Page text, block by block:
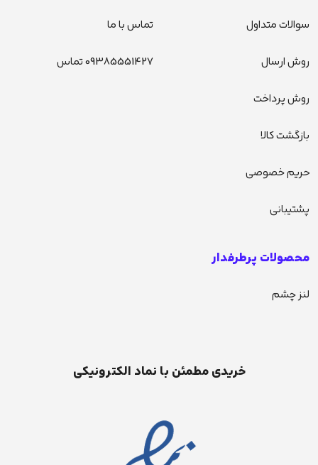
سوالات متداول
روش ارسال
روش پرداخت
بازگشت کالا
حریم خصوصی
پشتیبانی
تماس با ما
09385551427 تماس
محصولات پرطرفدار
لنز چشم
خریدی مطمئن با نماد الکترونیکی